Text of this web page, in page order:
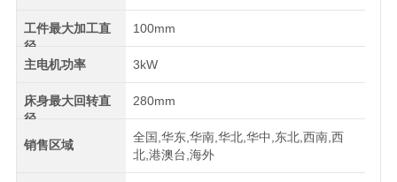
工件最大加工直
径
100mm
主电机功率 3kW
床身最大回转直
径
280mm
销售区域
全国,华东,华南,华北,华中,东北,西南,西
北,港澳台,海外